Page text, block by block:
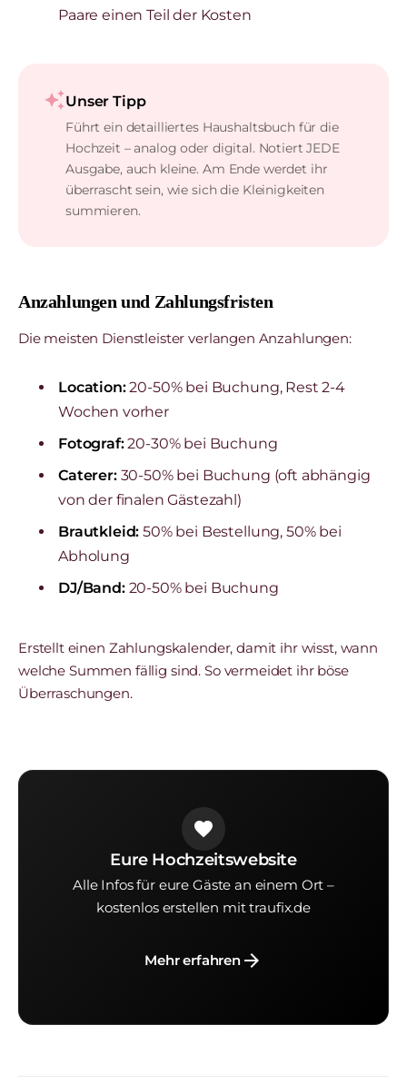
Paare einen Teil der Kosten
auto_awesomeUnser Tipp
Führt ein detailliertes Haushaltsbuch für die
Hochzeit – analog oder digital. Notiert JEDE
Ausgabe, auch kleine. Am Ende werdet ihr
überrascht sein, wie sich die Kleinigkeiten
summieren.
Anzahlungen und Zahlungsfristen
Die meisten Dienstleister verlangen Anzahlungen:
Location:20-50% bei Buchung, Rest 2-4
Wochen vorher
Fotograf:20-30% bei Buchung
Caterer:30-50% bei Buchung (oft abhängig
von der finalen Gästezahl)
Brautkleid: 50% bei Bestellung, 50% bei
Abholung
DJ/Band:20-50% bei Buchung
Erstellt einen Zahlungskalender, damit ihr wisst, wann
welche Summen fällig sind. So vermeidet ihr böse
Überraschungen.
favorite
Eure Hochzeitswebsite
Alle Infos für eure Gäste an einem Ort –
kostenlos erstellen mit traufix.de
Mehr erfahrenarrow_forward